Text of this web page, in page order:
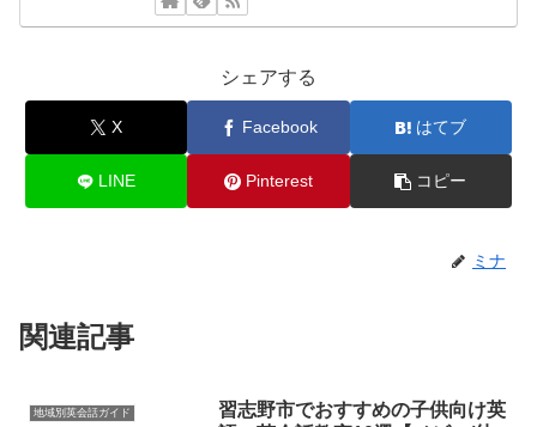
シェアする
X Facebook はてブ
LINE Pinterest コピー
ミナ
関連記事
地域別英会話ガイド
習志野市でおすすめの子供向け英